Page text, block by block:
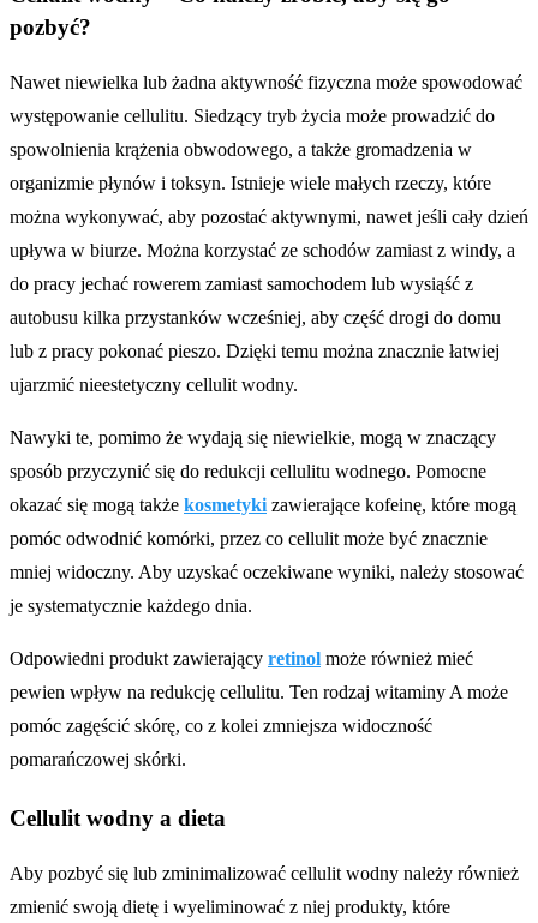
pozbyć?
Nawet niewielka lub żadna aktywność fizyczna może spowodować
występowanie cellulitu. Siedzący tryb życia może prowadzić do
spowolnienia krążenia obwodowego, a także gromadzenia w
organizmie płynów i toksyn. Istnieje wiele małych rzeczy, które
można wykonywać, aby pozostać aktywnymi, nawet jeśli cały dzień
upływa w biurze. Można korzystać ze schodów zamiast z windy, a
do pracy jechać rowerem zamiast samochodem lub wysiąść z
autobusu kilka przystanków wcześniej, aby część drogi do domu
lub z pracy pokonać pieszo. Dzięki temu można znacznie łatwiej
ujarzmić nieestetyczny cellulit wodny.
Nawyki te, pomimo że wydają się niewielkie, mogą w znaczący
sposób przyczynić się do redukcji cellulitu wodnego. Pomocne
okazać się mogą także kosmetyki zawierające kofeinę, które mogą
pomóc odwodnić komórki, przez co cellulit może być znacznie
mniej widoczny. Aby uzyskać oczekiwane wyniki, należy stosować
je systematycznie każdego dnia.
Odpowiedni produkt zawierający retinol może również mieć
pewien wpływ na redukcję cellulitu. Ten rodzaj witaminy A może
pomóc zagęścić skórę, co z kolei zmniejsza widoczność
pomarańczowej skórki.
Cellulit wodny a dieta
Aby pozbyć się lub zminimalizować cellulit wodny należy również
zmienić swoją dietę i wyeliminować z niej produkty, które